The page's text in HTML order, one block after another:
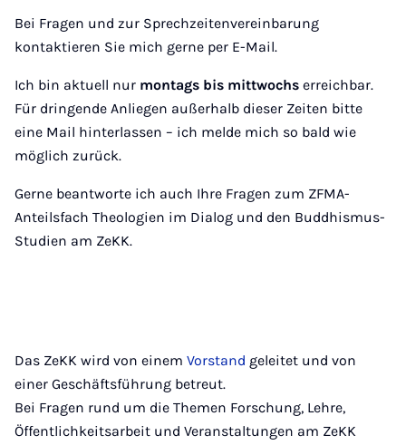
Bei Fragen und zur Sprechzeitenvereinbarung
kontaktieren Sie mich gerne per E-Mail.
Ich bin aktuell nur montags bis mittwochs erreichbar.
Für dringende Anliegen außerhalb dieser Zeiten bitte
eine Mail hinterlassen – ich melde mich so bald wie
möglich zurück.
Gerne beantworte ich auch Ihre Fragen zum ZFMA-
Anteilsfach Theologien im Dialog und den Buddhismus-
Studien am ZeKK.
Das ZeKK wird von einem Vorstand geleitet und von
einer Geschäftsführung betreut.
Bei Fragen rund um die Themen Forschung, Lehre,
Öffentlichkeitsarbeit und Veranstaltungen am ZeKK